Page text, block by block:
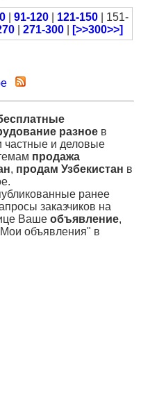
| 91-120| 121-150| 151-
271-300 [>>300>>]
разное в
частные и деловые
продажа
, продам Узбекистан в
ранее
заказчиков на
Ваше объявление,
объявления" в